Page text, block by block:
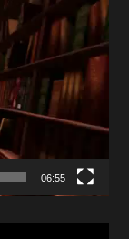
06:55